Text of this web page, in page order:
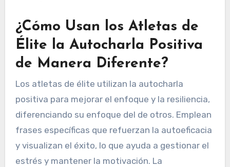
¿Cómo Usan los Atletas de
Élite la Autocharla Positiva
de Manera Diferente?
Los atletas de élite utilizan la autocharla
positiva para mejorar el enfoque y la resiliencia,
diferenciando su enfoque del de otros. Emplean
frases específicas que refuerzan la autoeficacia
y visualizan el éxito, lo que ayuda a gestionar el
estrés y mantener la motivación. La